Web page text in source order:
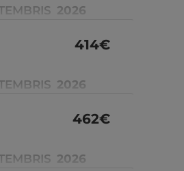
2026
414€
2026
462€
2026